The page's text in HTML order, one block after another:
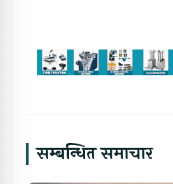
सम्बन्धित समाचार